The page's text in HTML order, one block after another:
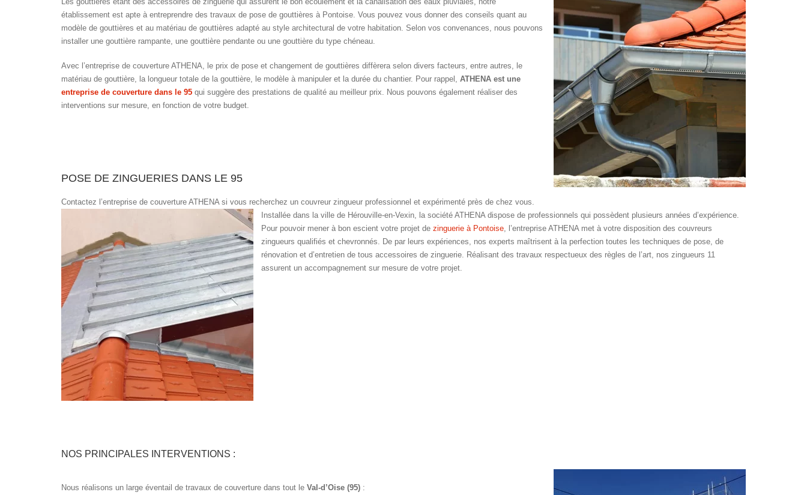
établissement est apte à entreprendre des travaux de pose de gouttières à Pontoise. Vous pouvez vous donner des conseils quant au
modèle de gouttières et au matériau de gouttières adapté au style architectural de votre habitation. Selon vos convenances, nous pouvons
installer une gouttière rampante, une gouttière pendante ou une gouttière du type chéneau.
Avec l’entreprise de couverture ATHENA, le prix de pose et changement de gouttières diffèrera selon divers facteurs, entre autres, le
matériau de gouttière, la longueur totale de la gouttière, le modèle à manipuler et la durée du chantier. Pour rappel, ATHENA est une
entreprise de couverture dans le 95 qui suggère des prestations de qualité au meilleur prix. Nous pouvons également réaliser des
interventions sur mesure, en fonction de votre budget.
POSE DE ZINGUERIES DANS LE 95
Contactez l’entreprise de couverture ATHENA si vous recherchez un couvreur zingueur professionnel et expérimenté près de chez vous.
Installée dans la ville de Hérouville-en-Vexin, la société ATHENA dispose de professionnels qui possèdent plusieurs années d’expérience.
Pour pouvoir mener à bon escient votre projet de zinguerie à Pontoise, l’entreprise ATHENA met à votre disposition des couvreurs
zingueurs qualifiés et chevronnés. De par leurs expériences, nos experts maîtrisent à la perfection toutes les techniques de pose, de
rénovation et d’entretien de tous accessoires de zinguerie. Réalisant des travaux respectueux des règles de l’art, nos zingueurs 11
assurent un accompagnement sur mesure de votre projet.
NOS PRINCIPALES INTERVENTIONS :
Nous réalisons un large éventail de travaux de couverture dans tout le Val-d’Oise (95) :